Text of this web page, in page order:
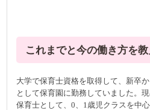
これまでと今の働き方を
大学で保育士資格を取得して、新卒
として保育園に勤務していました。
保育士として、0、1歳児クラスを中